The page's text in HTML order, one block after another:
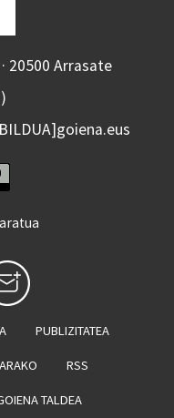
20500 Arrasate
PUBLIZITATEA
RSS
TALDEA